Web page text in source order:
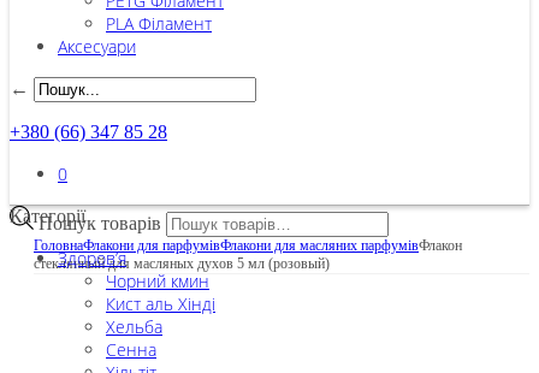
PLA Філамент
Аксесуари
←
+380 (66) 347 85 28
0
Категорії
Здоров’я
Чорний кмин
Кист аль Хінді
Хельба
Сенна
Пошук товарів
ГоловнаФлакони для парфумівФлакони для масляних парфумівФлакон
стеклянный для масляных духов 5 мл (розовый)